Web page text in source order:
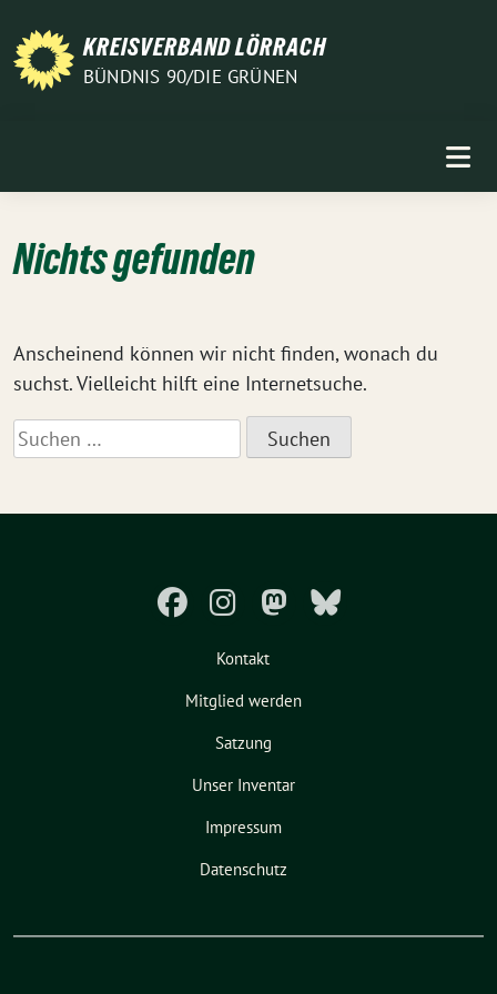
zum
Inhalt
KREISVERBAND LÖRRACH
BÜNDNIS 90/DIE GRÜNEN
Nichts gefunden
Anscheinend können wir nicht finden, wonach du
suchst. Vielleicht hilft eine Internetsuche.
Suchen
nach:
Kontakt
Mitglied werden
Satzung
Unser Inventar
Impressum
Datenschutz